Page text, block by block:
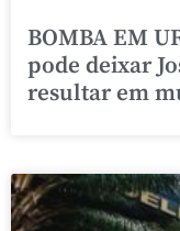
BOMBA EM
pode deixar
resultar em